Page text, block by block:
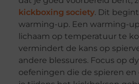
kickboxing society. Dit
warming-up. Een warming-
lichaam op temperatuur te
vermindert de kans op
andere blessures. Focus op
oefeningen die de spieren